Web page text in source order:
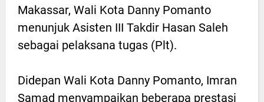
Makassar, Wali Kota Danny Pomanto
menunjuk Asisten III Takdir Hasan Saleh
sebagai pelaksana tugas (Plt).
Didepan Wali Kota Danny Pomanto, Imran
Samad menyampaikan beberapa prestasi